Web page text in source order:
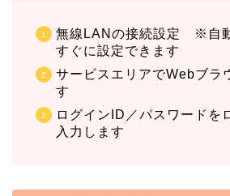
無線LANの接続設定 ※自
すぐに設定できます
サービスエリアでWebブラ
す
ログインID／パスワードを
入力します